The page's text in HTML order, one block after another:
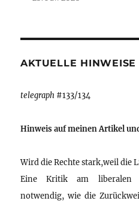
AKTUELLE HINWEISE
telegraph #133/134
Hinweis auf meinen Artikel
Wird die Rechte stark,weil die
Eine Kritik am liberalen
notwendig, wie die